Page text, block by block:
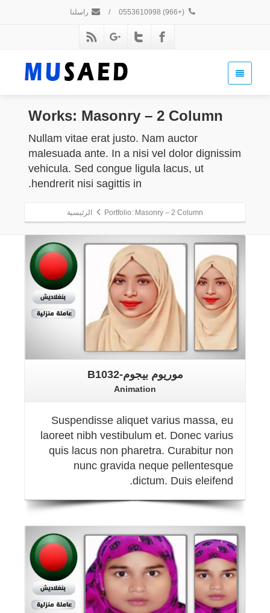
(+966) 0553610998
/ راسلنا
Works: Masonry – 2 Column
Nullam vitae erat justo. Nam auctor
malesuada ante. In a nisi vel dolor dignissim
vehicula. Sed congue ligula lacus, ut
hendrerit nisi sagittis in.
Portfolio: Masonry – 2 Column الرئيسية
Details
موريوم بيجوم-B1032
Animation
Suspendisse aliquet varius massa, eu
laoreet nibh vestibulum et. Donec varius
quis lacus non pharetra. Curabitur non
nunc gravida neque pellentesque
dictum. Duis eleifend.
Details